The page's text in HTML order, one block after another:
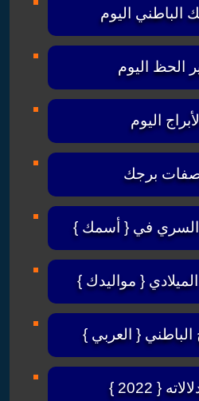
الباطني اليوم
الحظ اليوم
اليوم
برجك